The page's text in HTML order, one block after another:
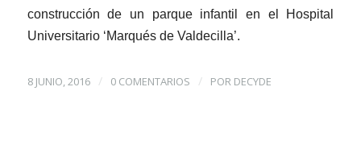
construcción de un parque infantil en el Hospital
Universitario ‘Marqués de Valdecilla’.
8 JUNIO, 2016 / 0 COMENTARIOS / POR DECYDE